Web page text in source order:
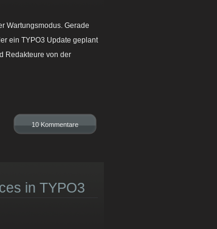
Wartungsmodus. Gerade
ein TYPO3 Update geplant
Redakteure von der
10 Kommentare
in TYPO3